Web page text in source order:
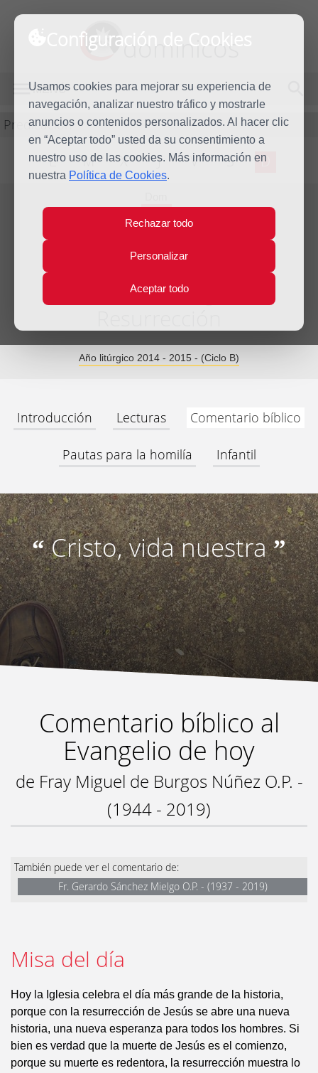
Configuración de Cookies
Usamos cookies para mejorar su experiencia de
navegación, analizar nuestro tráfico y mostrarle
anuncios o contenidos personalizados. Al hacer clic
en “Aceptar todo” usted da su consentimiento a
nuestro uso de las cookies. Más información en
nuestra Política de Cookies.
Rechazar todo
Personalizar
Aceptar todo
dominicos
MENÚ
Predicación
L M X J V S D
5
Abr
Homilía Domingo de
Año litúrgico 2014 - 2015 - (Ciclo B)
Introducción Lecturas Comentario bíblico
Pautas para la homilía Infantil
“Cristo, vida nuestra”
Comentario bíblico al
Evangelio de hoy
de Fray Miguel de Burgos Núñez O.P. -
(1944 - 2019)
También puede ver el comentario de:
Fr. Gerardo Sánchez Mielgo O.P. - (1937 - 2019)
Misa del día
Hoy la Iglesia celebra el día más grande de la historia,
porque con la resurrección de Jesús se abre una nueva
historia, una nueva esperanza para todos los hombres. Si
bien es verdad que la muerte de Jesús es el comienzo,
porque su muerte es redentora, la resurrección muestra lo